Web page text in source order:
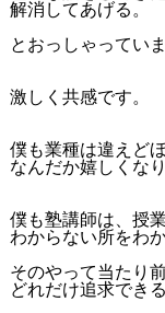
解消してあげる。
とおっしゃっていま
激しく共感です。
僕も業種は違えど
なんだか嬉しくな
僕も塾講師は、授
わからない所をわ
そのやって当たり
どれだけ追求でき